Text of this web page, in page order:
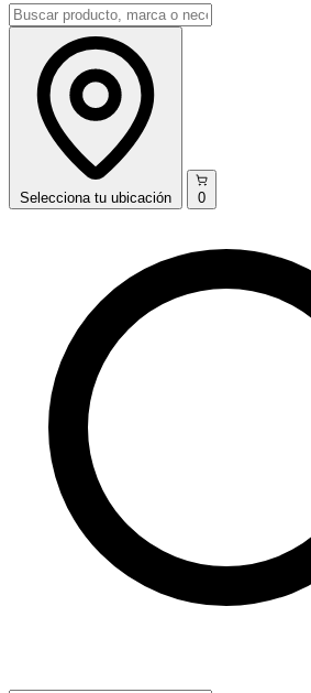
Selecciona tu ubicación 0